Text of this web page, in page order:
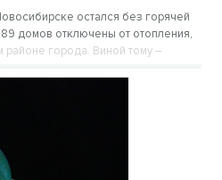
остался без горячей
домов отключены от отопления,
районе города. Виной тому –